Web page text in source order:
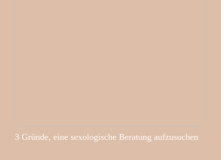
3 Gründe, eine sexologische Beratung aufzusuchen